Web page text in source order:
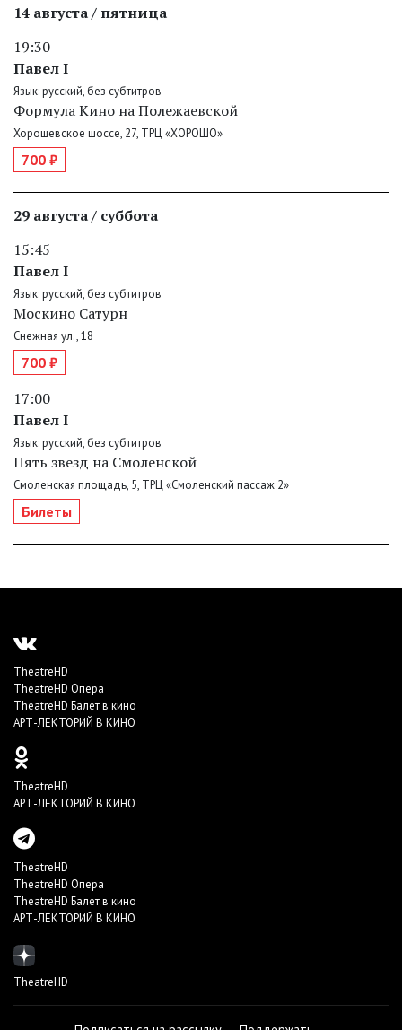
14 августа / пятница
19:30
Павел I
Язык: русский, без субтитров
Формула Кино на Полежаевской
Хорошевское шоссе, 27, ТРЦ «ХОРОШО»
700 ₽
29 августа / суббота
15:45
Павел I
Язык: русский, без субтитров
Москино Сатурн
Снежная ул., 18
700 ₽
17:00
Павел I
Язык: русский, без субтитров
Пять звезд на Смоленской
Смоленская площадь, 5, ТРЦ «Смоленский пассаж 2»
Билеты
TheatreHD
TheatreHD Опера
TheatreHD Балет в кино
АРТ-ЛЕКТОРИЙ В КИНО
TheatreHD
АРТ-ЛЕКТОРИЙ В КИНО
TheatreHD
TheatreHD Опера
TheatreHD Балет в кино
АРТ-ЛЕКТОРИЙ В КИНО
TheatreHD